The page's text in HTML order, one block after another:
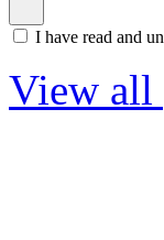
I have read and
View all